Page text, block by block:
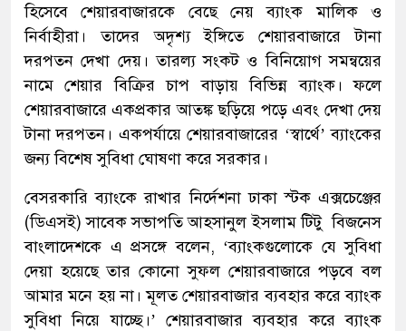
হিসেবে শেয়ারবাজারকে বেছে নেয় ব্যাংক মালিক ও
নির্বাহীরা। তাদের অদৃশ্য ইঙ্গিতে শেয়ারবাজারে টানা
দরপতন দেখা দেয়। তারল্য সংকট ও বিনিয়োগ সমন্বয়ের
নামে শেয়ার বিক্রির চাপ বাড়ায় বিভিন্ন ব্যাংক। ফলে
শেয়ারবাজারে একপ্রকার আতঙ্ক ছড়িয়ে পড়ে এবং দেখা দেয়
টানা দরপতন। একপর্যায়ে শেয়ারবাজারের ‘স্বার্থে’ ব্যাংকের
জন্য বিশেষ সুবিধা ঘোষণা করে সরকার।
বেসরকারি ব্যাংকে রাখার নির্দেশনা ঢাকা স্টক এক্সচেঞ্জের
(ডিএসই) সাবেক সভাপতি আহসানুল ইসলাম টিটু বিজনেস
বাংলাদেশকে এ প্রসঙ্গে বলেন, ‘ব্যাংকগুলোকে যে সুবিধা
দেয়া হয়েছে তার কোনো সুফল শেয়ারবাজারে পড়বে বল
আমার মনে হয় না। মূলত শেয়ারবাজার ব্যবহার করে ব্যাংক
সুবিধা নিয়ে যাচ্ছে।’ শেয়ারবাজার ব্যবহার করে ব্যাংক